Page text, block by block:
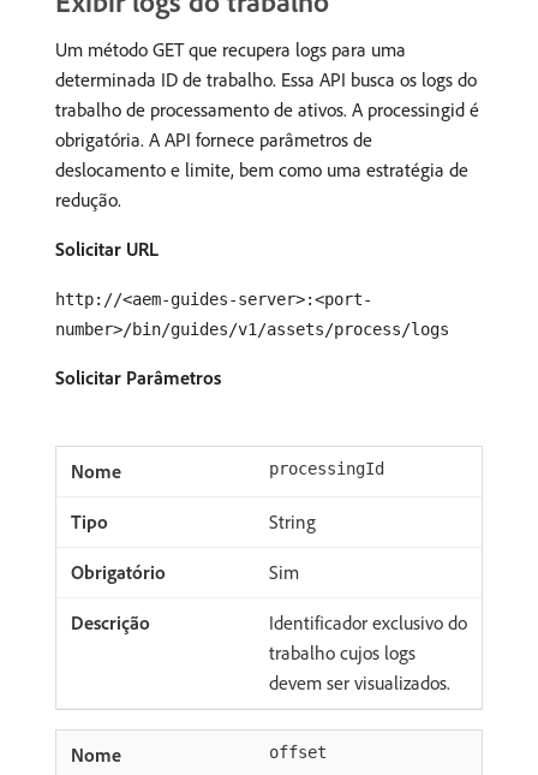
Um método GET que recupera logs para uma
determinada ID de trabalho. Essa API busca os logs do
trabalho de processamento de ativos. A processingid é
obrigatória. A API fornece parâmetros de
deslocamento e limite, bem como uma estratégia de
redução.
Solicitar URL
http://<aem-guides-server>:<port-
number>/bin/guides/v1/assets/process/logs
Solicitar Parâmetros
processingId
String
Sim
Identificador exclusivo do
trabalho cujos logs
devem ser visualizados.
offset